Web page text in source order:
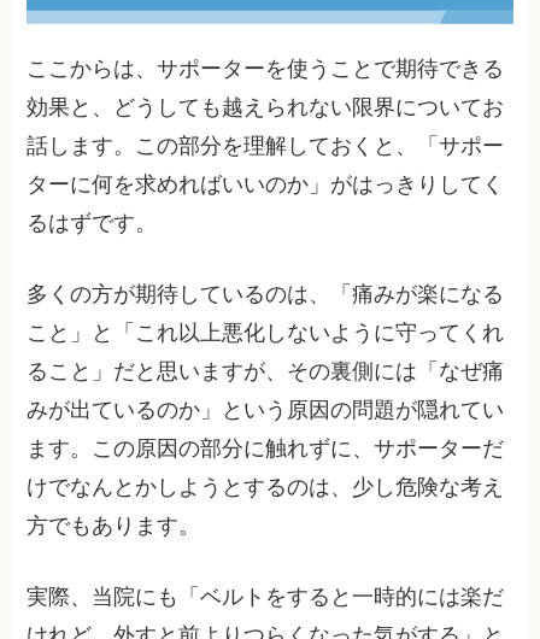
ここからは、サポーターを使うことで期待できる
効果と、どうしても越えられない限界についてお
話します。この部分を理解しておくと、「サポー
ターに何を求めればいいのか」がはっきりしてく
るはずです。
多くの方が期待しているのは、「痛みが楽になる
こと」と「これ以上悪化しないように守ってくれ
ること」だと思いますが、その裏側には「なぜ痛
みが出ているのか」という原因の問題が隠れてい
ます。この原因の部分に触れずに、サポーターだ
けでなんとかしようとするのは、少し危険な考え
方でもあります。
実際、当院にも「ベルトをすると一時的には楽だ